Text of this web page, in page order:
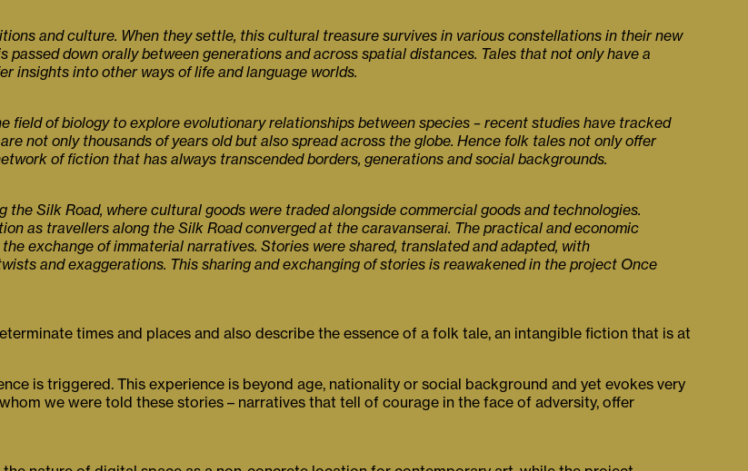
and culture. When they settle, this cultural treasure survives in various constellations in their new
down orally between generations and across spatial distances. Tales that not only have a
insights into other ways of life and language worlds.
field of biology to explore evolutionary relationships between species – recent studies have tracked
not only thousands of years old but also spread across the globe. Hence folk tales not only offer
of fiction that has always transcended borders, generations and social backgrounds.
Silk Road, where cultural goods were traded alongside commercial goods and technologies.
as travellers along the Silk Road converged at the caravanserai. The practical and economic
exchange of immaterial narratives. Stories were shared, translated and adapted, with
and exaggerations. This sharing and exchanging of stories is reawakened in the project Once
times and places and also describe the essence of a folk tale, an intangible fiction that is at
is triggered. This experience is beyond age, nationality or social background and yet evokes very
we were told these stories – narratives that tell of courage in the face of adversity, offer